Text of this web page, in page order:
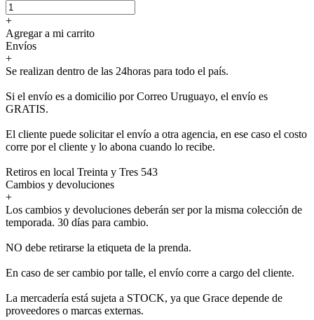
+
Agregar a mi carrito
Envíos
+
Se realizan dentro de las 24horas para todo el país.
Si el envío es a domicilio por Correo Uruguayo, el envío es
GRATIS.
El cliente puede solicitar el envío a otra agencia, en ese caso el costo
corre por el cliente y lo abona cuando lo recibe.
Retiros en local Treinta y Tres 543
Cambios y devoluciones
+
Los cambios y devoluciones deberán ser por la misma colección de
temporada. 30 días para cambio.
NO debe retirarse la etiqueta de la prenda.
En caso de ser cambio por talle, el envío corre a cargo del cliente.
La mercadería está sujeta a STOCK, ya que Grace depende de
proveedores o marcas externas.